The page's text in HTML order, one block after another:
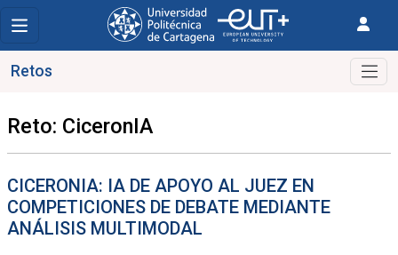
Retos
Reto: CiceronIA
CICERONIA: IA DE APOYO AL JUEZ EN
COMPETICIONES DE DEBATE MEDIANTE
ANÁLISIS MULTIMODAL